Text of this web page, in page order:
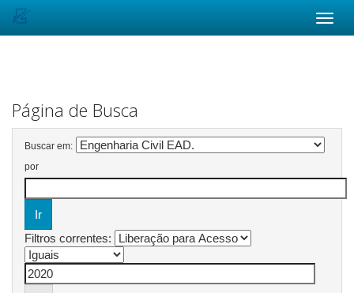
Página de Busca
Buscar em:
por
Filtros correntes: